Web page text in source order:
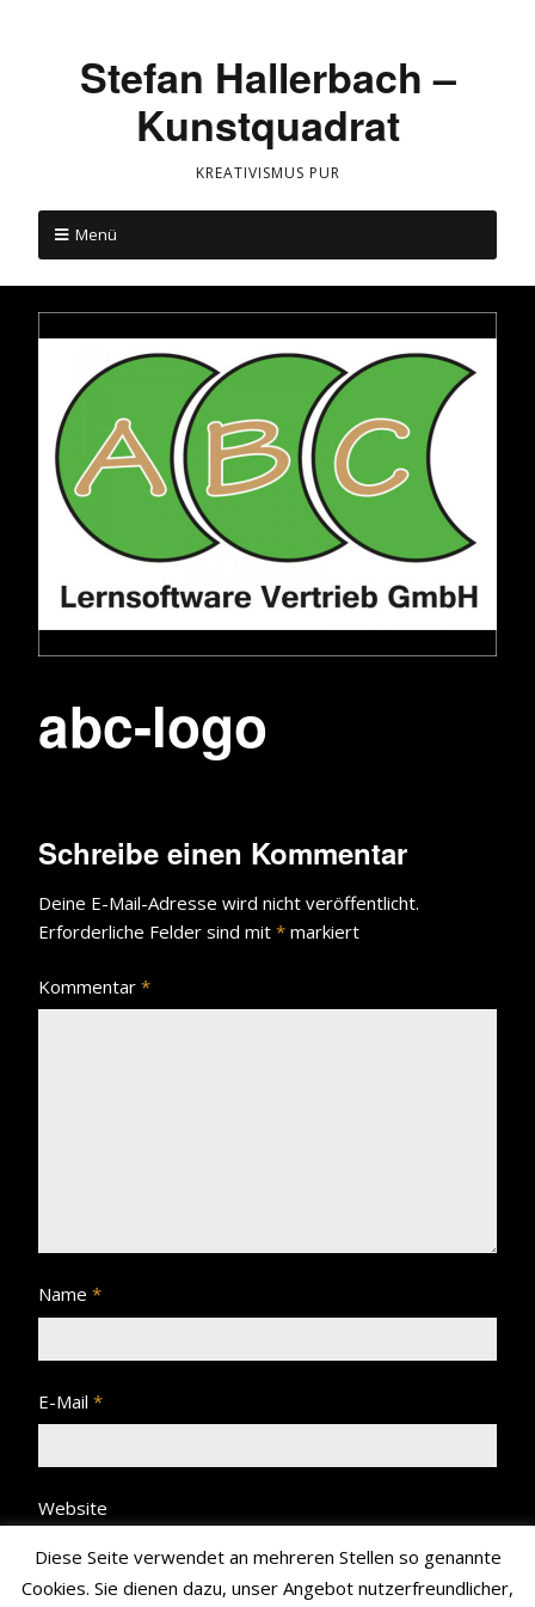
Stefan Hallerbach –
Kunstquadrat
KREATIVISMUS PUR
Menü
abc-logo
Schreibe einen Kommentar
Deine E-Mail-Adresse wird nicht veröffentlicht.
Erforderliche Felder sind mit * markiert
Kommentar *
Name *
E-Mail *
Website
Diese Seite verwendet an mehreren Stellen so genannte
Cookies. Sie dienen dazu, unser Angebot nutzerfreundlicher,